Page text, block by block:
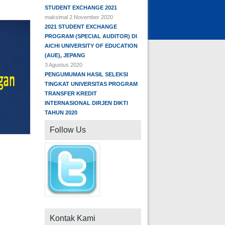
STUDENT EXCHANGE 2021
maksimal 2 November 2020
2021 STUDENT EXCHANGE
PROGRAM (SPECIAL AUDITOR) DI
AICHI UNIVERSITY OF EDUCATION
(AUE), JEPANG
3 Agustus 2020
PENGUMUMAN HASIL SELEKSI
TINGKAT UNIVERSITAS PROGRAM
TRANSFER KREDIT
INTERNASIONAL DIRJEN DIKTI
TAHUN 2020
Follow Us
Kontak Kami